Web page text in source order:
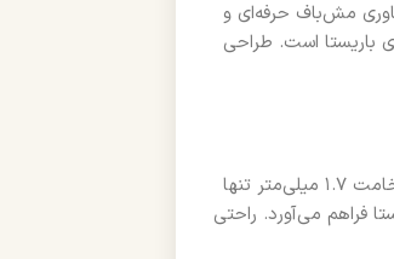
تولید شده است. فناوری مش‌باف حرفه‌ای و
باریستا است. طراحی
قطر ۵۸ میلی‌متری لواک کاملاً با پرتافیلترهای استاندارد بازار ایران و جهان سازگار است. ضخامت ۱.۷ میلی‌متر تنها
فراهم می‌آورد. راحتی